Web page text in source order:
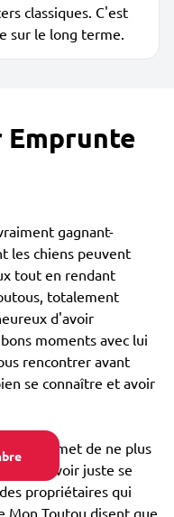
classiques. C'est
sur le long terme.
gagnant-
les chiens peuvent
tout en rendant
totalement
d'avoir
moments avec lui
rencontrer avant
se connaître et avoir
permet de ne plus
et pouvoir juste se
propriétaires qui
Mon Toutou disent que